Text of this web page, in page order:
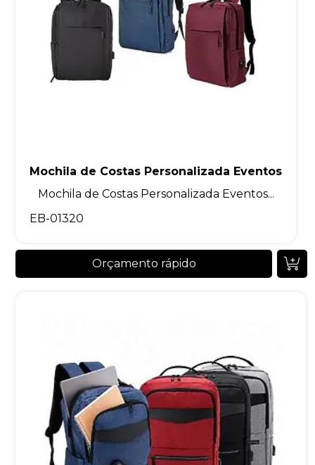
Mochila de Costas Personalizada Eventos
Mochila de Costas Personalizada Eventos...
EB-01320
Orçamento rápido